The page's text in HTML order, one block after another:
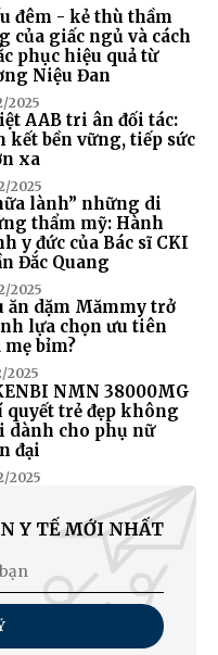
đêm - kẻ thù thầm
của giấc ngủ và cách
phục hiệu quả từ
Niệu Đan
2025
AAB tri ân đối tác:
kết bền vững, tiếp sức
xa
2025
lành” những di
thẩm mỹ: Hành
y đức của Bác sĩ CKI
Đắc Quang
2025
ăn dặm Mămmy trở
lựa chọn ưu tiên
mẹ bỉm?
2025
NMN 38000MG
quyết trẻ đẹp không
dành cho phụ nữ
đại
2025
Y TẾ MỚI NHẤT